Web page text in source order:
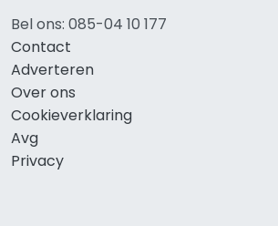
Bel ons: 085-04 10 177
Contact
Adverteren
Over ons
Cookieverklaring
Avg
Privacy